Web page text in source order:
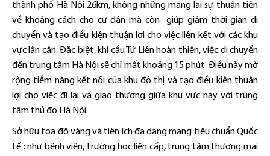
thành phố Hà Nội 26km, không những mang lại sự thuận tiện
về khoảng cách cho cư dân mà còn giúp giảm thời gian di
chuyển và tạo điều kiện thuận lợi cho việc liên kết với các khu
vực lân cận. Đặc biệt, khi cầu Tứ Liên hoàn thiện, việc di chuyển
đến trung tâm Hà Nội sẽ chỉ mất khoảng 15 phút. Điều này mở
rộng tiềm năng kết nối của khu đô thị và tạo điều kiện thuận
lợi cho việc đi lại và giao thương giữa khu vực này với trung
tâm thủ đô Hà Nội.
Sở hữu toạ độ vàng và tiện ích đa dạng mang tiêu chuẩn Quốc
tế : như bệnh viện, trường học liên cấp, trung tâm thương mại